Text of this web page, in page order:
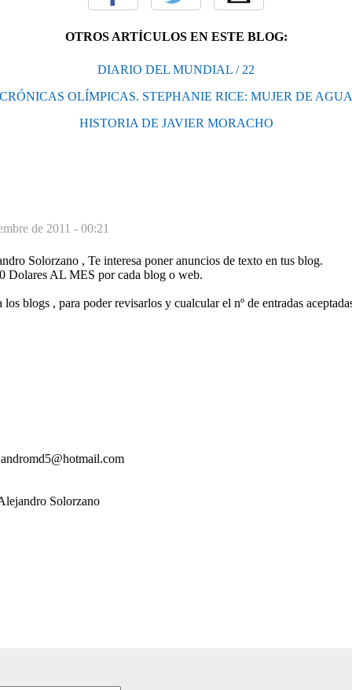
OTROS ARTÍCULOS EN ESTE BLOG:
DIARIO DEL MUNDIAL / 22
CRÓNICAS OLÍMPICAS. STEPHANIE RICE: MUJER DE AGUA
HISTORIA DE JAVIER MORACHO
de 2011 - 00:21
Solorzano , Te interesa poner anuncios de texto en tus blog.
Dolares AL MES por cada blog o web.
blogs , para poder revisarlos y cualcular el nº de entradas
Solorzano